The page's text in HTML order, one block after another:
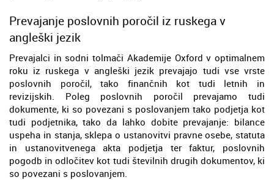
Prevajanje poslovnih poročil iz ruskega v
angleški jezik
Prevajalci in sodni tolmači Akademije Oxford v optimalnem
roku iz ruskega v angleški jezik prevajajo tudi vse vrste
poslovnih poročil, tako finančnih kot tudi letnih in
revizijskih. Poleg poslovnih poročil prevajamo tudi
dokumente, ki so povezani s poslovanjem tako podjetja kot
tudi podjetnika, tako da lahko dobite prevajanje: bilance
uspeha in stanja, sklepa o ustanovitvi pravne osebe, statuta
in ustanovitvenega akta podjetja ter faktur, poslovnih
pogodb in odločitev kot tudi številnih drugih dokumentov, ki
so povezani s poslovanjem.